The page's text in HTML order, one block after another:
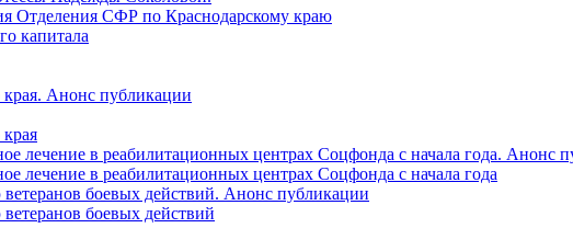
Отделения СФР по Краснодарскому краю
капитала
края. Анонс публикации
лечение в реабилитационных центрах Соцфонда с начала года. Анонс
лечение в реабилитационных центрах Соцфонда с начала года
боевых действий. Анонс публикации
боевых действий